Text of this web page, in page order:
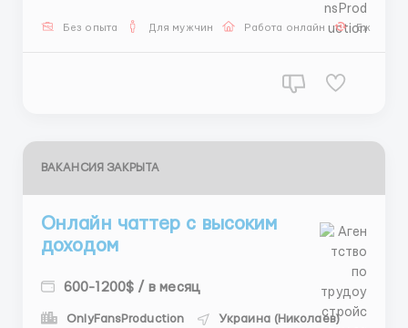
команда 📌 МЫ ДАЕМ: 🔥 %+ФИКС СТАВКА отБез опыта Для мужчин Работа онлайн
ВАКАНСИЯ ЗАКРЫТА
Онлайн чаттер с высоким
доходом
600-1200$ / в месяц
OnlyFansProduction Украина (Николаев)